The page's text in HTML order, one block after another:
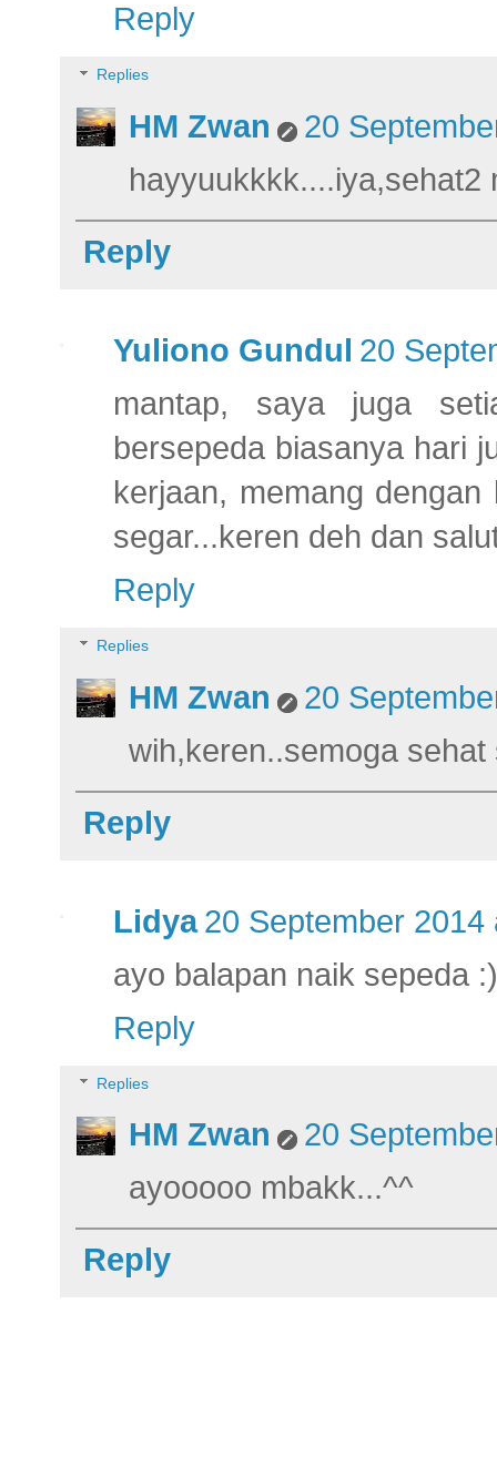
Reply
Replies
HM Zwan
20
hayyuukkkk....iya,sehat2
Reply
Yuliono Gundul 20
mantap, saya juga
bersepeda biasanya hari
kerjaan, memang
segar...keren deh dan
Reply
Replies
HM Zwan
20
wih,keren..semoga sehat
Reply
Lidya 20 September 2014
ayo balapan naik sepeda :)
Reply
Replies
HM Zwan
20
ayooooo mbakk...^^
Reply